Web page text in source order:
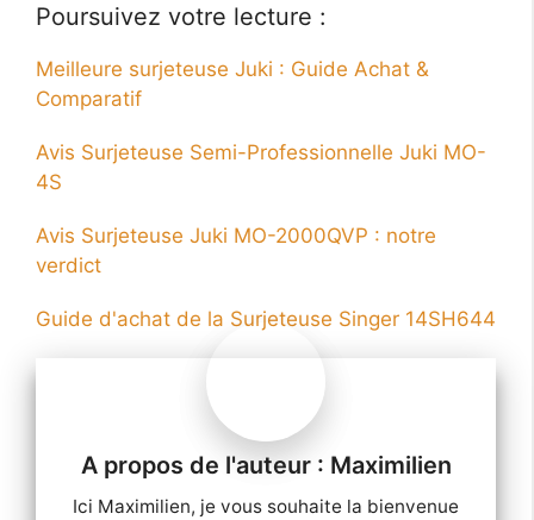
Poursuivez votre lecture :
Meilleure surjeteuse Juki : Guide Achat &
Comparatif
Avis Surjeteuse Semi-Professionnelle Juki MO-
4S
Avis Surjeteuse Juki MO-2000QVP : notre
verdict
Guide d'achat de la Surjeteuse Singer 14SH644
Maximilien
Ici Maximilien, je vous souhaite la bienvenue